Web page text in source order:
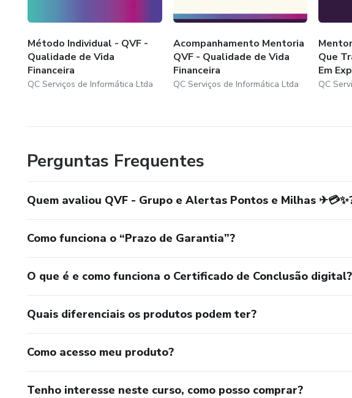
Método Individual - QVF -
Qualidade de Vida
Financeira
QC Serviços de Informática Ltda
Acompanhamento Mentoria
QVF - Qualidade de Vida
Financeira
QC Serviços de Informática Ltda
Que
Em
QC
Perguntas Frequentes
Quem avaliou QVF - Grupo e Alertas Pontos e Milhas
Como funciona o “Prazo de Garantia”?
O que é e como funciona o Certificado de Conclusão digital?
Quais diferenciais os produtos podem ter?
Como acesso meu produto?
Tenho interesse neste curso, como posso comprar?